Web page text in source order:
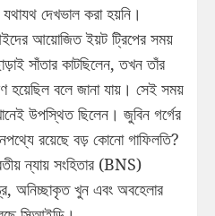
দেখভাল করা হয়নি।
আয়োজিত ইয়ট ট্রিপের সময়
সাঁতার কাটছিলেন, তখন তাঁর
বলে জানা যায়। সেই সময়
উপস্থিত ছিলেন। জুবিন গর্গের
রয়েছে বড় কোনো গাফিলতি?
ন্যায় সংহিতার (BNS)
অনিচ্ছাকৃত খুন এবং অবহেলার